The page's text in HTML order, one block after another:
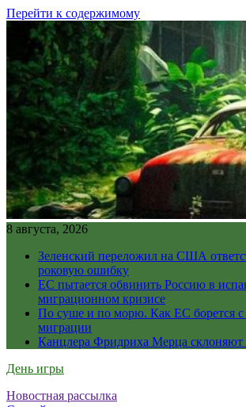
Перейти к содержимому
8 августа, 2026
Зеленский переложил на США
роковую ошибку
ЕС пытается обвинить Россию в
миграционном кризисе
По суше и по морю. Как ЕС борется с
миграции
Канцлера Фридриха Мерца склоняют
День игры
Новостная рассылка